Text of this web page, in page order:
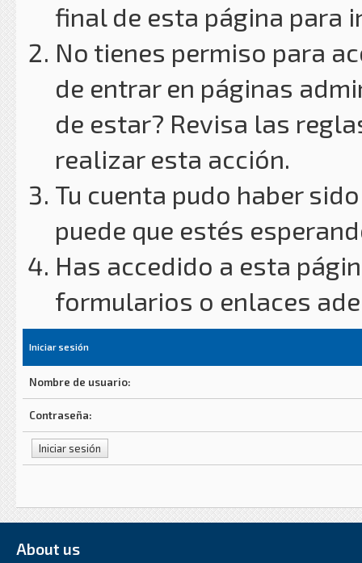
final de esta página para
No tienes permiso para
de entrar en páginas
de estar? Revisa las
realizar esta acción.
Tu cuenta pudo haber
puede que estés
Has accedido a esta
formularios o enlaces
Iniciar sesión
Nombre de usuario:
Contraseña:
About us